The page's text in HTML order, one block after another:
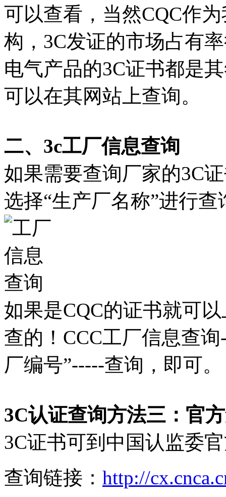
可以查看，当然CQC作
构，3C发证的市场占有
电气产品的3C证书都是
可以在其网站上查询。
二、3c工厂信息查询
如果需要查询厂家的3C
选择“生产厂名称”进行查
如果是CQC的证书就可
查的！CCC工厂信息查
厂编号”-----查询，即可。
3C认证查询方法三：官
3C证书可到中国认监委
查询链接： http://